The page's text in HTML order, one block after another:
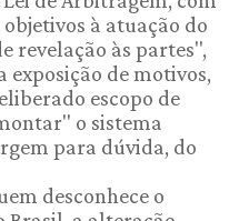
à atuação do
revelação às partes",
exposição de motivos,
escopo de
o sistema
para dúvida, do
desconhece o